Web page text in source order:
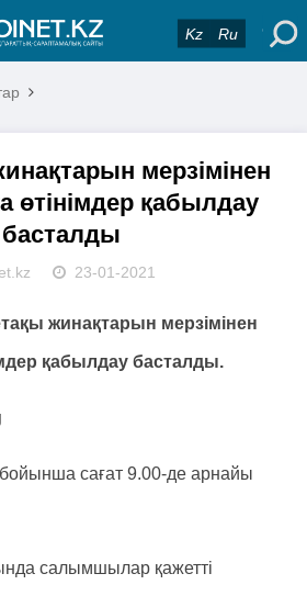
Kz Ru
мерзімінен
өтінімдер қабылдау
басталды
23-01-2021
жинақтарын мерзімінен
қабылдау басталды.
сағат 9.00-де арнайы
салымшылар қажетті